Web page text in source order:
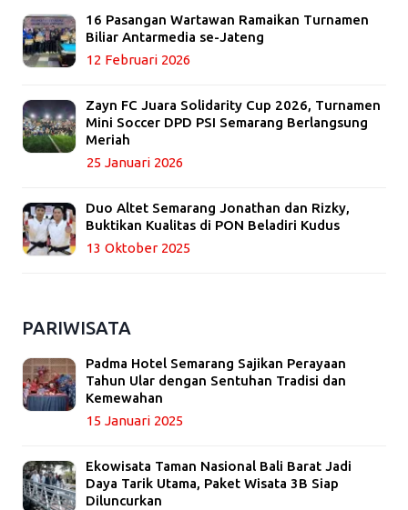
16 Pasangan Wartawan Ramaikan Turnamen
Biliar Antarmedia se-Jateng
12 Februari 2026
Zayn FC Juara Solidarity Cup 2026, Turnamen
Mini Soccer DPD PSI Semarang Berlangsung
Meriah
25 Januari 2026
Duo Altet Semarang Jonathan dan Rizky,
Buktikan Kualitas di PON Beladiri Kudus
13 Oktober 2025
PARIWISATA
Padma Hotel Semarang Sajikan Perayaan
Tahun Ular dengan Sentuhan Tradisi dan
Kemewahan
15 Januari 2025
Ekowisata Taman Nasional Bali Barat Jadi
Daya Tarik Utama, Paket Wisata 3B Siap
Diluncurkan